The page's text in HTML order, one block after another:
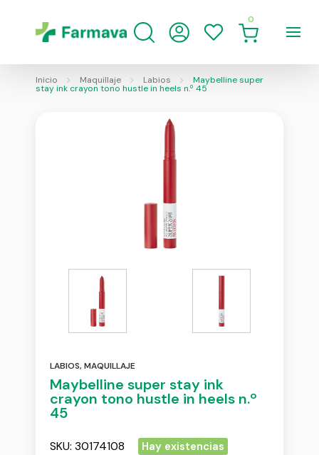
0
Inicio Maquillaje Labios Maybelline super
stay ink crayon tono hustle in heels n.º 45
LABIOS,MAQUILLAJE
Maybelline super stay ink
crayon tono hustle in heels n.º
45
SKU: 30174108 Hay existencias